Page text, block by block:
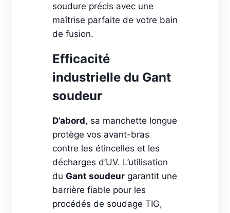
soudure précis avec une
maîtrise parfaite de votre bain
de fusion.
Efficacité
industrielle du Gant
soudeur
D’abord, sa manchette longue
protège vos avant-bras
contre les étincelles et les
décharges d’UV. L’utilisation
du Gant soudeur garantit une
barrière fiable pour les
procédés de soudage TIG,